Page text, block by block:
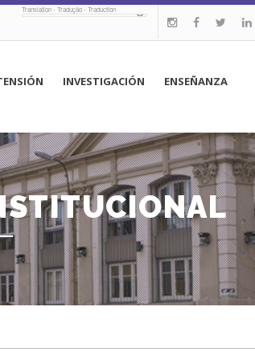
Translation - Tradução - Traduction
INVESTIGACIÓN ENSEÑANZA